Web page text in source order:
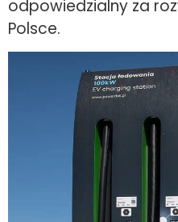
odpowiedzialny za
Polsce.